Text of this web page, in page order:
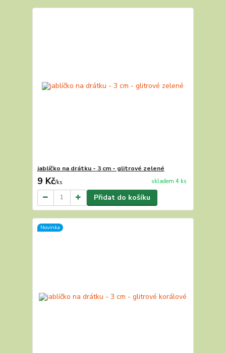
jablíčko na drátku - 3 cm - glitrové zelené
9 Kč/ks skladem 4 ks
Přidat do košíku
Novinka